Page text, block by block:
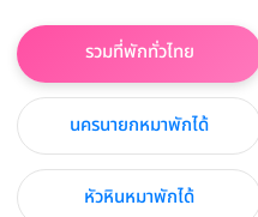
รวมที่พักทั่วไทย
นครนายกหมาพักได้
หัวหินหมาพักได้